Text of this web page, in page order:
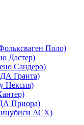
Поло)
Дастер)
Сандеро)
Гранта)
Нексия)
Приора)
АСХ)